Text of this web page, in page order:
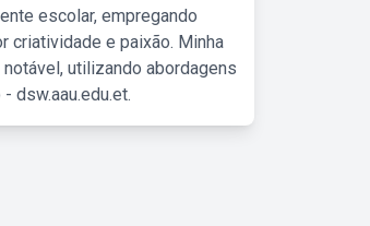
escolar, empregando
criatividade e paixão. Minha
utilizando abordagens
dsw.aau.edu.et.